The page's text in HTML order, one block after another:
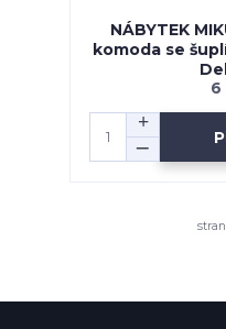
NÁBYTEK
komoda se
6